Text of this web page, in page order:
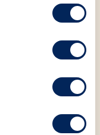
jačanje otpornosti
i razvoj
uz participaciju